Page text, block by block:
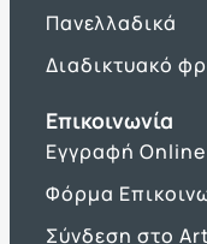
Πανελλαδικά
Διαδικτυακό
Επικοινωνία
Εγγραφή Online
Φόρμα
Σύνδεση στο